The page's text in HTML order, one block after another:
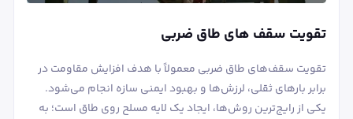
تقویت سقف های طاق ضربی
تقویت سقف‌های طاق ضربی معمولاً با هدف افزایش مقاومت در
برابر بارهای ثقلی، لرزش‌ها و بهبود ایمنی سازه انجام می‌شود.
یکی از رایج‌ترین روش‌ها، ایجاد یک لایه مسلح روی طاق است؛ به